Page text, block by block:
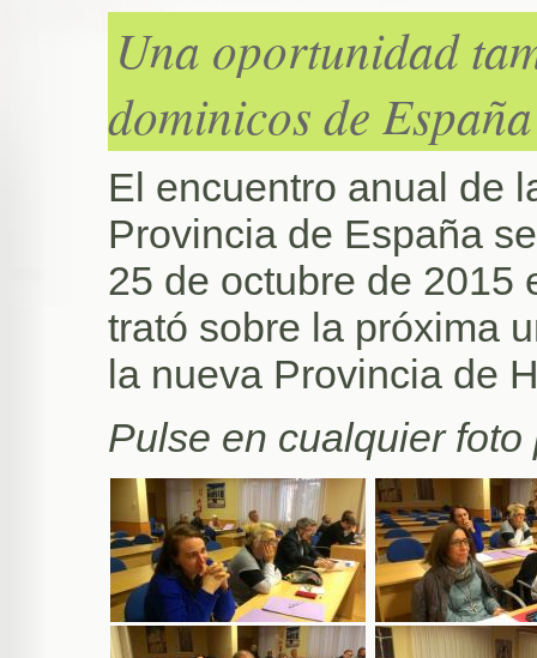
Una oportunidad
dominicos de España
El encuentro anual de
Provincia de España
25 de octubre de 2015
trató sobre la próxima
la nueva Provincia de
Pulse en cualquier